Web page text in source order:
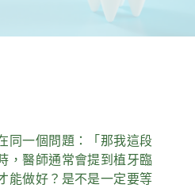
同一個問題：「那我這段
，醫師通常會提到植牙臨
能做好？是不是一定要等